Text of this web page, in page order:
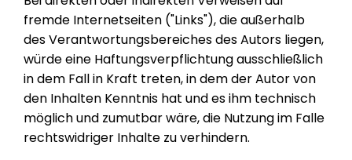
fremde Internetseiten ("Links"), die außerhalb
des Verantwortungsbereiches des Autors liegen,
würde eine Haftungsverpflichtung ausschließlich
in dem Fall in Kraft treten, in dem der Autor von
den Inhalten Kenntnis hat und es ihm technisch
möglich und zumutbar wäre, die Nutzung im Falle
rechtswidriger Inhalte zu verhindern.